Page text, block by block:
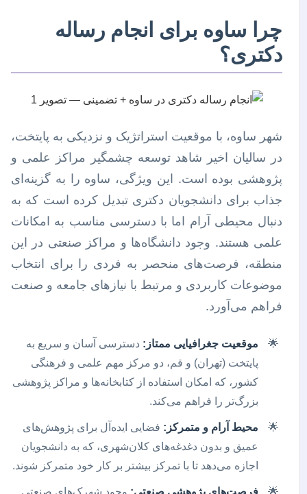
چرا ساوه برای انجام رساله
دکتری؟
شهر ساوه، با موقعیت استراتژیک و نزدیکی به پایتخت،
در سالیان اخیر شاهد توسعه چشمگیر مراکز علمی و
پژوهشی بوده است. این ویژگی، ساوه را به گزینه‌ای
جذاب برای دانشجویان دکتری تبدیل کرده است که به
دنبال محیطی آرام اما با دسترسی مناسب به امکانات
علمی هستند. وجود دانشگاه‌ها و مراکز صنعتی در این
منطقه، فرصت‌های منحصر به فردی را برای انتخاب
موضوعات کاربردی و مرتبط با نیازهای جامعه و صنعت
فراهم می‌آورد.
موقعیت جغرافیایی ممتاز:دسترسی آسان و سریع به
پایتخت (تهران) و قم، دو مرکز مهم علمی و فرهنگی
کشور، که امکان استفاده از کتابخانه‌ها و مراکز پژوهشی
بزرگ‌تر را فراهم می‌کند.
محیط آرام و متمرکز:فضایی ایده‌آل برای پژوهش‌های
عمیق و بدون دغدغه‌های کلان‌شهری، که به دانشجویان
اجازه می‌دهد تا با تمرکز بیشتر بر کار خود متمرکز شوند.